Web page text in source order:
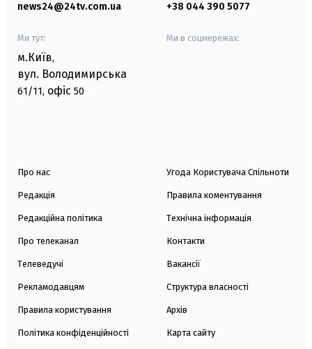
news24@24tv.com.ua +38 044 390 5077
Ми тут:
м.Київ,
вул. Володимирська
61/11, офіс 50
Ми в соцмережах:
Про нас
Редакція
Редакційна політика
Про телеканал
Телеведучі
Рекламодавцям
Правила користування
Політика конфіденційності
Угода Користувача Спільноти
Правила коментування
Технічна інформація
Контакти
Вакансії
Структура власності
Архів
Карта сайту